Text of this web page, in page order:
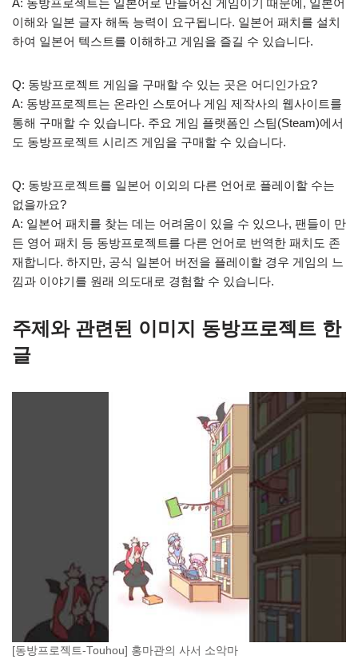
이해와 일본 글자 해독 능력이 요구됩니다. 일본어 패치를 설치
하여 일본어 텍스트를 이해하고 게임을 즐길 수 있습니다.
Q: 동방프로젝트 게임을 구매할 수 있는 곳은 어디인가요?
A: 동방프로젝트는 온라인 스토어나 게임 제작사의 웹사이트를
통해 구매할 수 있습니다. 주요 게임 플랫폼인 스팀(Steam)에서
도 동방프로젝트 시리즈 게임을 구매할 수 있습니다.
Q: 동방프로젝트를 일본어 이외의 다른 언어로 플레이할 수는
없을까요?
A: 일본어 패치를 찾는 데는 어려움이 있을 수 있으나, 팬들이 만
든 영어 패치 등 동방프로젝트를 다른 언어로 번역한 패치도 존
재합니다. 하지만, 공식 일본어 버전을 플레이할 경우 게임의 느
낌과 이야기를 원래 의도대로 경험할 수 있습니다.
주제와 관련된 이미지 동방프로젝트 한
글
[동방프로젝트-Touhou] 홍마관의 사서 소악마